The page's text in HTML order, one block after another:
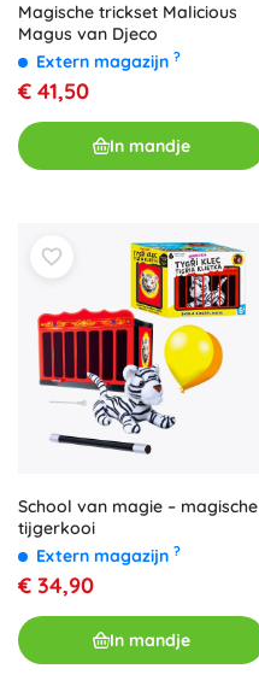
Magische trickset Malicious
Magus van Djeco
Extern magazijn ?
€ 41,50
In mandje
School van magie – magische
tijgerkooi
Extern magazijn ?
€ 34,90
In mandje